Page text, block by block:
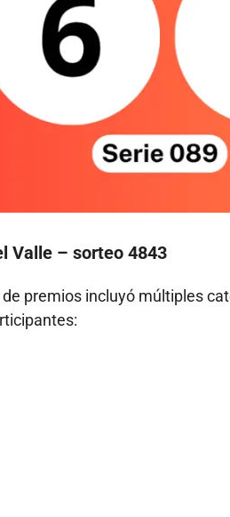
Valle – sorteo 4843
premios incluyó múltiples